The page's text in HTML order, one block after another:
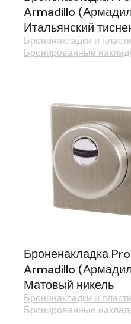
Armadillo
Итальянский
Бронинакладки и
Бронированные
Броненакладка
Armadillo
Матовый никель
Бронинакладки и
Бронированные